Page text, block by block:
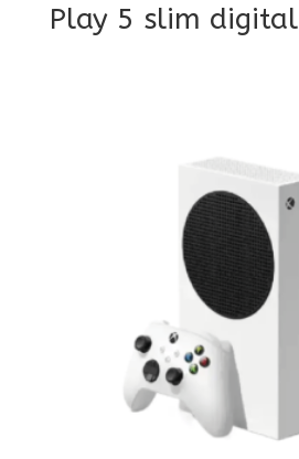
Play 5 slim digital